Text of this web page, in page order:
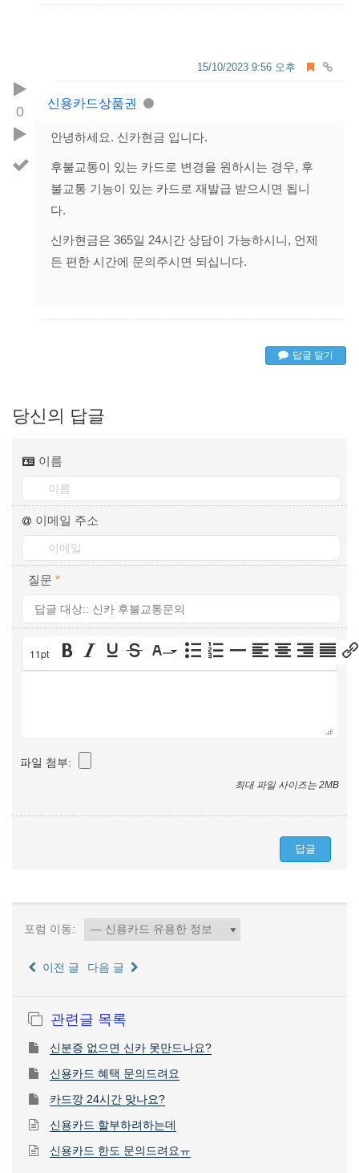
0
15/10/2023 9:56 오후
신용카드상품권
안녕하세요. 신카현금 입니다.
후불교통이 있는 카드로 변경을 원하시는 경우, 후
불교통 기능이 있는 카드로 재발급 받으시면 됩니
다.
신카현금은 365일 24시간 상담이 가능하시니, 언제
든 편한 시간에 문의주시면 되십니다.
답글 달기
당신의 답글
이름
이메일 주소
질문 *
11pt
파일 첨부:
최대 파일 사이즈는 2MB
포럼 이동:
이전 글 다음 글
관련글 목록
신분증 없으면 신카 못만드나요?
신용카드 혜택 문의드려요
카드깡 24시간 맞나요?
신용카드 할부하려하는데
신용카드 한도 문의드려요ㅠ